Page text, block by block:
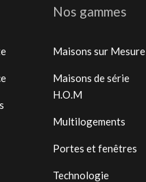
Nos gammes
Maisons sur Mesure
Maisons de série
H.O.M
Multilogements
Portes et fenêtres
Technologie